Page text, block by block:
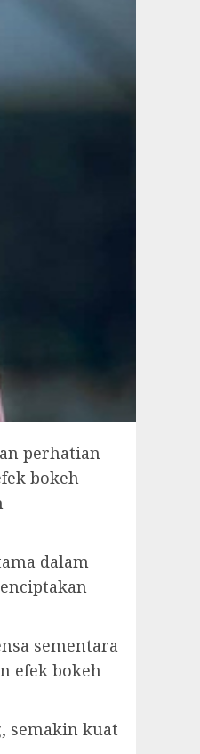
perhatian
bokeh
dalam
sementara
efek bokeh
semakin kuat